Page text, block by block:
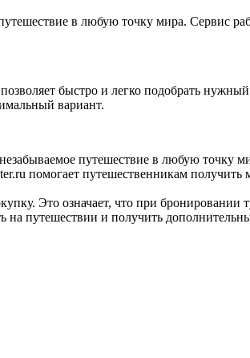
в любую точку мира. Сервис
быстро и легко подобрать
вариант.
путешествие в любую точку
помогает путешественникам получить
Это означает, что при бронировании
на путешествии и получить